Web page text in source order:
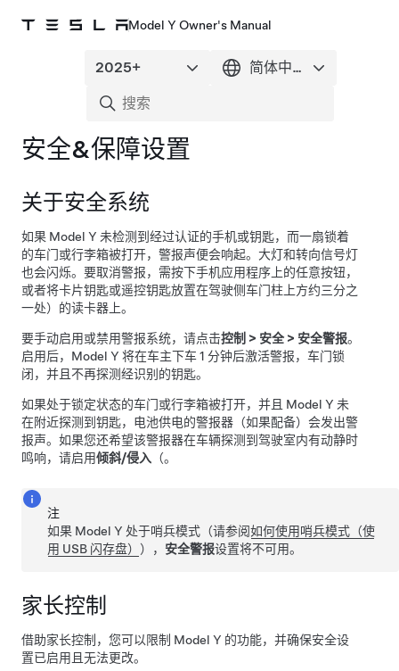
Model Y Owner's Manual
安全&保障设置
关于安全系统
如果 Model Y 未检测到经过认证的手机或钥匙，而一扇锁着
的车门或行李箱被打开，警报声便会响起。大灯和转向信号灯
也会闪烁。要取消警报，需按下手机应用程序上的任意按钮，
或者将卡片钥匙或遥控钥匙放置在驾驶侧车门柱上方约三分之
一处）的读卡器上。
要手动启用或禁用警报系统，请点击控制 > 安全> 安全警报。
启用后， Model Y 将在车主下车 1 分钟后激活警报，车门锁
闭，并且不再探测经识别的钥匙。
如果处于锁定状态的车门或行李箱被打开，并且 Model Y 未
在附近探测到钥匙，电池供电的警报器（如果配备）会发出警
报声。 如果您还希望该警报器在车辆探测到驾驶室内有动静时
鸣响，请启用倾斜/侵入 （。
注
如果 Model Y 处于哨兵模式（请参阅如何使用哨兵模式（使
用 USB 闪存盘） ）， 安全警报设置将不可用。
家长控制
借助家长控制，您可以限制 Model Y 的功能，并确保安全设
置已启用且无法更改。